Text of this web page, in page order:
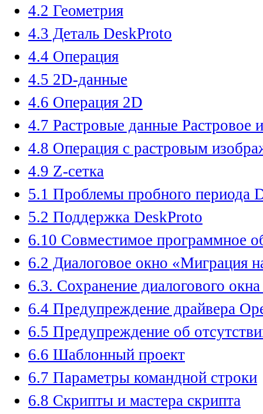
4.2 Геометрия
4.3 Деталь DeskProto
4.4 Операция
4.5 2D-данные
4.6 Операция 2D
4.7 Растровые данные Растровое
4.8 Операция с растровым
4.9 Z-сетка
5.1 Проблемы пробного периода
5.2 Поддержка DeskProto
6.10 Совместимое программное
6.2 Диалоговое окно «Миграция
6.3. Сохранение диалогового
6.4 Предупреждение драйвера
6.5 Предупреждение об
6.6 Шаблонный проект
6.7 Параметры командной строки
6.8 Скрипты и мастера скрипта